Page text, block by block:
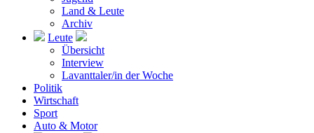
Land & Leute
Archiv
Leute
Übersicht
Interview
Lavanttaler/in der Woche
Politik
Wirtschaft
Sport
Auto & Motor